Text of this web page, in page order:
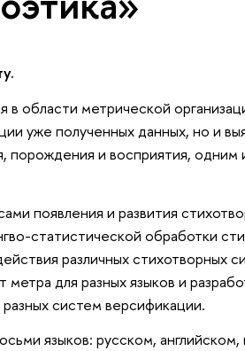
области метрической
уже полученных данных, но и
и восприятия, одним
появления и развития
статистической обработки
различных стихотворных
для разных языков и
систем версификации.
языков: русском,